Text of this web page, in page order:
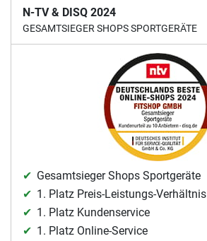
N-TV & DISQ 2024
GESAMTSIEGER SHOPS SPORTGERÄTE
Gesamtsieger Shops Sportgeräte
1. Platz Preis-Leistungs-Verhältnis
1. Platz Kundenservice
1. Platz Online-Service